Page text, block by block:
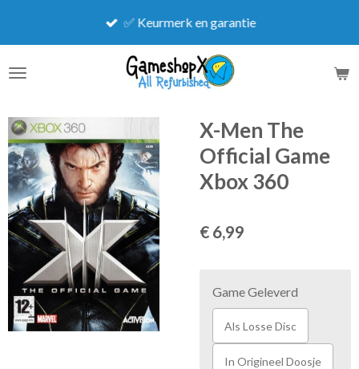
de
✅ Keurmerk en garantie
X-Men The
Official Game
Xbox 360
€ 6,99
Game Geleverd
Als Losse Disc
In Origineel Doosje